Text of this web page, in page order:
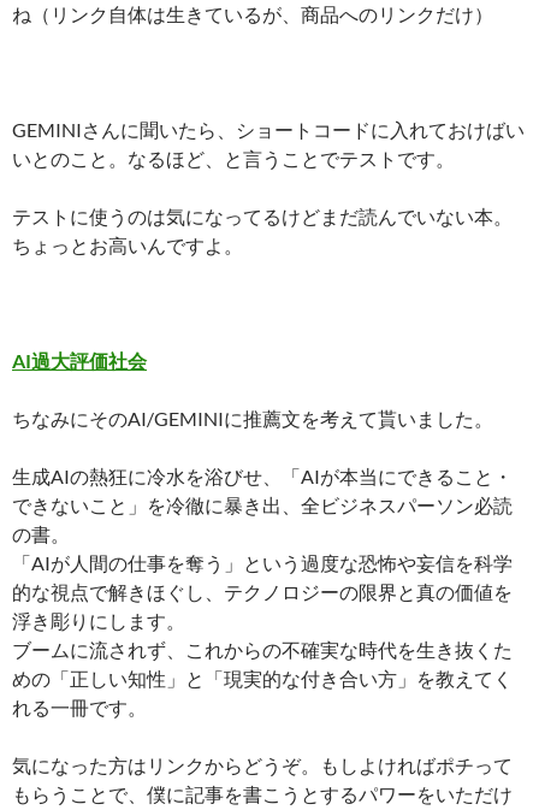
ね（リンク自体は生きているが、商品へのリンクだけ）
GEMINIさんに聞いたら、ショートコードに入れておけばい
いとのこと。なるほど、と言うことでテストです。
テストに使うのは気になってるけどまだ読んでいない本。
ちょっとお高いんですよ。
AI過大評価社会
ちなみにそのAI/GEMINIに推薦文を考えて貰いました。
生成AIの熱狂に冷水を浴びせ、「AIが本当にできること・
できないこと」を冷徹に暴き出、全ビジネスパーソン必読
の書。
「AIが人間の仕事を奪う」という過度な恐怖や妄信を科学
的な視点で解きほぐし、テクノロジーの限界と真の価値を
浮き彫りにします。
ブームに流されず、これからの不確実な時代を生き抜くた
めの「正しい知性」と「現実的な付き合い方」を教えてく
れる一冊です。
気になった方はリンクからどうぞ。もしよければポチって
もらうことで、僕に記事を書こうとするパワーをいただけ